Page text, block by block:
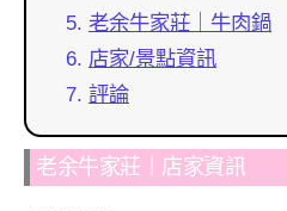
老余牛家莊｜牛肉鍋
店家/景點資訊
評論
老余牛家莊｜店家資訊